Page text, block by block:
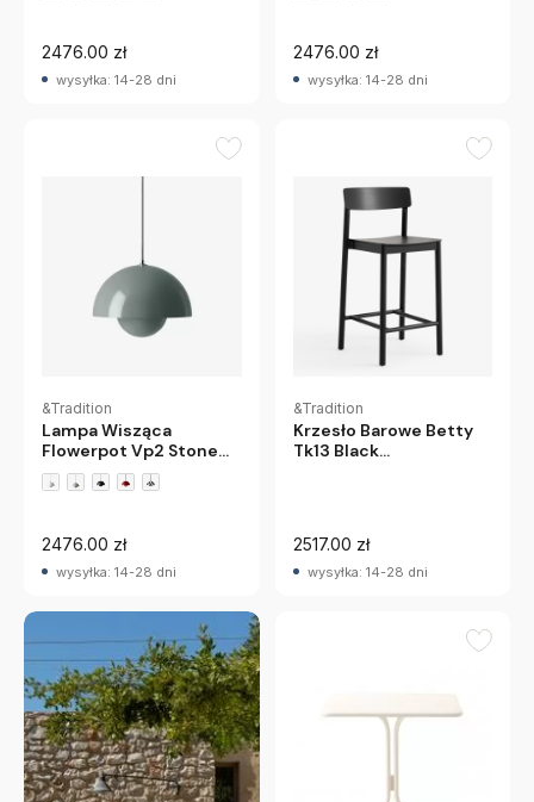
2476.00 zł
wysyłka: 14-28 dni
2476.00 zł
wysyłka: 14-28 dni
&Tradition
Lampa Wisząca
Flowerpot Vp2 Stone
Blue Andtradition
2476.00 zł
wysyłka: 14-28 dni
&Tradition
Krzesło Barowe Betty
Tk13 Black
2517.00 zł
wysyłka: 14-28 dni